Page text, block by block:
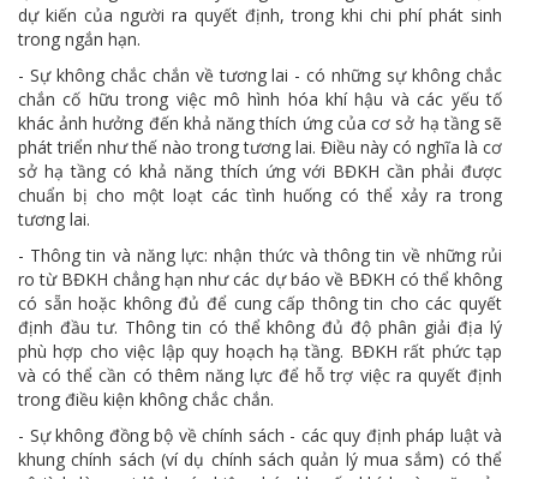
dự kiến của người ra quyết định, trong khi chi phí phát sinh
trong ngắn hạn.
- Sự không chắc chắn về tương lai - có những sự không chắc
chắn cố hữu trong việc mô hình hóa khí hậu và các yếu tố
khác ảnh hưởng đến khả năng thích ứng của cơ sở hạ tầng sẽ
phát triển như thế nào trong tương lai. Điều này có nghĩa là cơ
sở hạ tầng có khả năng thích ứng với BĐKH cần phải được
chuẩn bị cho một loạt các tình huống có thể xảy ra trong
tương lai.
- Thông tin và năng lực: nhận thức và thông tin về những rủi
ro từ BĐKH chẳng hạn như các dự báo về BĐKH có thể không
có sẵn hoặc không đủ để cung cấp thông tin cho các quyết
định đầu tư. Thông tin có thể không đủ độ phân giải địa lý
phù hợp cho việc lập quy hoạch hạ tầng. BĐKH rất phức tạp
và có thể cần có thêm năng lực để hỗ trợ việc ra quyết định
trong điều kiện không chắc chắn.
- Sự không đồng bộ về chính sách - các quy định pháp luật và
khung chính sách (ví dụ chính sách quản lý mua sắm) có thể